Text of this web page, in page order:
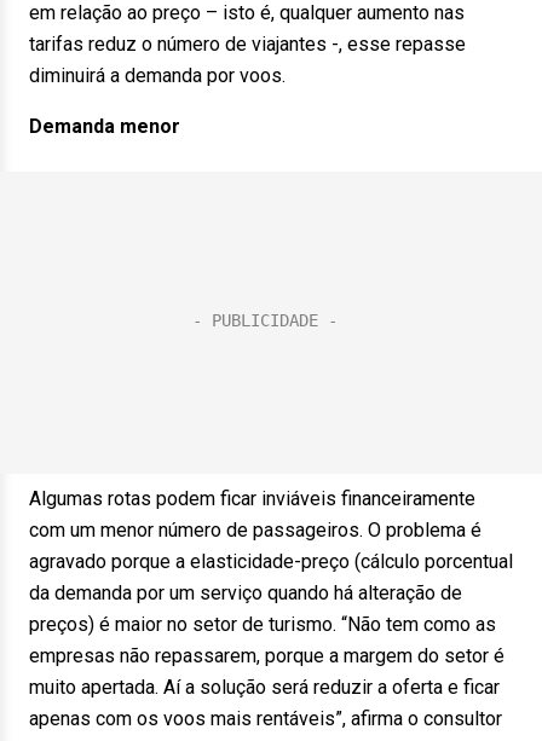
em relação ao preço – isto é, qualquer aumento nas
tarifas reduz o número de viajantes -, esse repasse
diminuirá a demanda por voos.
Demanda menor
Algumas rotas podem ficar inviáveis financeiramente
com um menor número de passageiros. O problema é
agravado porque a elasticidade-preço (cálculo porcentual
da demanda por um serviço quando há alteração de
preços) é maior no setor de turismo. “Não tem como as
empresas não repassarem, porque a margem do setor é
muito apertada. Aí a solução será reduzir a oferta e ficar
apenas com os voos mais rentáveis”, afirma o consultor